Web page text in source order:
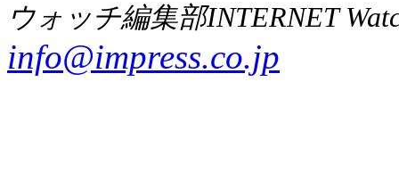
ウォッチ編集部INTERNET
info@impress.co.jp